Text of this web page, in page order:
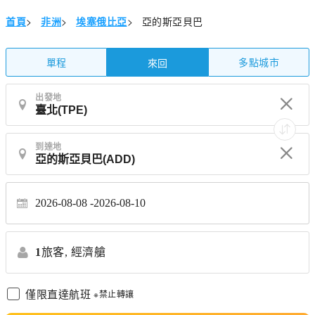
首頁> 非洲> 埃塞俄比亞> 亞的斯亞貝巴
單程 來回 多點城市
出發地
到達地
2026-08-08 2026-08-10
1旅客, 經濟艙
僅限直達航班 ※禁止轉讓